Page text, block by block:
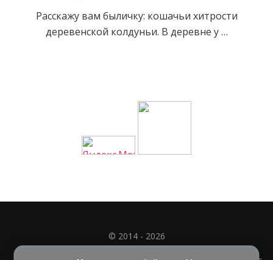
Расскажу вам быличку: кошачьи хитрости
деревенской колдуньи. В деревне у …
© 2014 - 2026
Полное или частичное использование материала